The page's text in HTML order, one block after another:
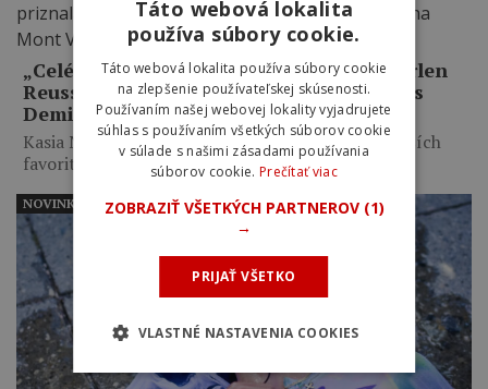
„Celé mi to pripadalo trochu hlúpe.“ Marlen
Reusser priznala zbytočné taktizovanie s
Demi Vollering na Mont Ventoux
Kasia Niewiadoma využila taktické váhanie najväčších
favoritiek, necelých desať kilometrov…
NOVINKY
Táto webová lokalita
používa súbory cookie.
Táto webová lokalita používa súbory cookie
na zlepšenie používateľskej skúsenosti.
Používaním našej webovej lokality vyjadrujete
súhlas s používaním všetkých súborov cookie
v súlade s našimi zásadami používania
súborov cookie. Prečítať viac
ZOBRAZIŤ VŠETKÝCH PARTNEROV (1)
→
PRIJAŤ VŠETKO
VLASTNÉ NASTAVENIA COOKIES